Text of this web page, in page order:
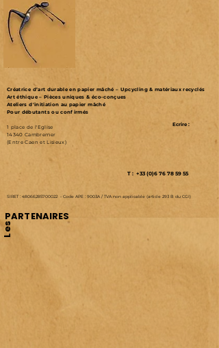
Créatrice d’art durable en papier mâché – Upcycling & matériaux recyclés
Art éthique – Pièces uniques & éco-conçues
Ateliers d'initiation au papier mâché
Pour débutants ou confirmés
1 place de l'Eglise
14340 Cambremer
(Entre Caen et Lisieux)
Ecrire :
SIRET : 48066285700022 - Code APE : 9003A / TVA non applicable (article 293 B du CGI)
T : +33 (0)6 76 78 59 55
Les
PARTENAIRES